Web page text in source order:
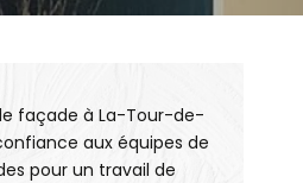
façade à La-Tour-de-
aux équipes de
pour un travail de